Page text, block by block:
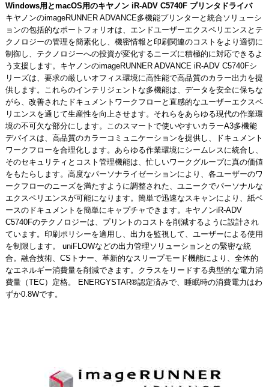
Windows用とmacOS用のキヤノン iR-ADV C5740F プリンタドライバ
キヤノンのimageRUNNER ADVANCE多機能プリンターと統合ソリューシ
ョンの包括的なポートフォリオは、エンドユーザーエクスペリエンスとテ
クノロジーの管理を簡素化し、機密情報と印刷関連のコストをより適切に
制御し、テクノロジーへの投資が変化するニーズに積極的に対応できるよ
う支援します。キヤノンのimageRUNNER ADVANCE iR-ADV C5740Fシ
リーズは、要求の厳しいオフィス環境に高性能で高品質のカラー出力を提
供します。これらのインテリジェントな多機能は、データを安全に保ちな
がら、改善されたドキュメントワークフローと直感的なユーザーエクスペ
リエンスを通じて生産性を向上させます。それらをあらゆる現代の作業環
境の不可欠な部分にします。このスマートで使いやすいカラーA3多機能
デバイスは、高品質のカラーコミュニケーションを提供し、ドキュメント
ワークフローを合理化します。あらゆる作業環境にシームレスに統合し、
そのセキュリティとコスト管理機能は、忙しいワークグループに真の価値
をもたらします。高度なパーソナライゼーションにより、各ユーザーのワ
ークフローのニーズを満たすように調整された、ユニークでパーソナルな
エクスペリエンスが可能になります。簡単で迅速なスキャンにより、紙ベ
ースのドキュメントを簡単にキャプチャできます。キヤノンiR-ADV
C5740Fのテクノロジーは、プリントのコストを削減するように設計され
ています。印刷ポリシーを適用し、出力を監視して、ユーザーによる使用
を制限します。 uniFLOWなどの出力管理ソリューションとの緊密な統
合。融合技術、CSトナー、革新的なスリープモード機能により、全体的
なエネルギー消費量を削減できます。クラスをリードする典型的な電力消
費量（TEC）定格。 ENERGYSTAR®認定済みで、睡眠時の消費電力はわ
ずか0.8Wです。